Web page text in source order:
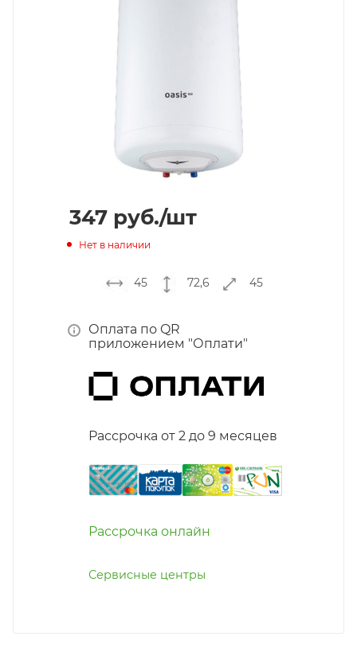
347 руб./шт
Нет в наличии
45 72,6 45
Оплата по QR
приложением "Оплати"
Рассрочка от 2 до 9 месяцев
Рассрочка онлайн
Сервисные центры